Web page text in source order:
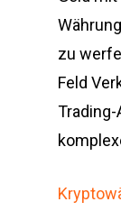
zu
Feld
Trading-